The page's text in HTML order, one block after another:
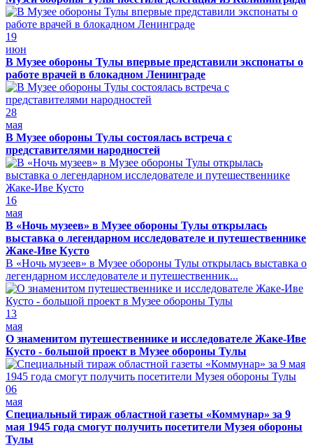
19
июн
В Музее обороны Тулы впервые представили экспонаты о
работе врачей в блокадном Ленинграде
28
мая
В Музее обороны Тулы состоялась встреча с
представителями народностей
16
мая
В «Ночь музеев» в Музее обороны Тулы открылась
выставка о легендарном исследователе и путешественнике
Жаке-Иве Кусто
В «Ночь музеев» в Музее обороны Тулы открылась выставка о
легендарном исследователе и путешественник...
13
мая
О знаменитом путешественнике и исследователе Жаке-Иве
Кусто - большой проект в Музее обороны Тулы
06
мая
Специальный тираж областной газеты «Коммунар» за 9
мая 1945 года смогут получить посетители Музея обороны
Тулы